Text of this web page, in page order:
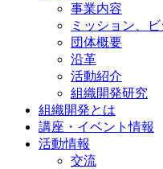
事業内容
ミッション、
団体概要
沿革
活動紹介
組織開発研究
組織開発とは
講座・イベント情報
活動情報
交流